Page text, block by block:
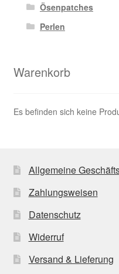
Ösenpatches
Perlen
Warenkorb
Es befinden sich keine
Allgemeine
Zahlungsweisen
Datenschutz
Widerruf
Versand & Lieferung